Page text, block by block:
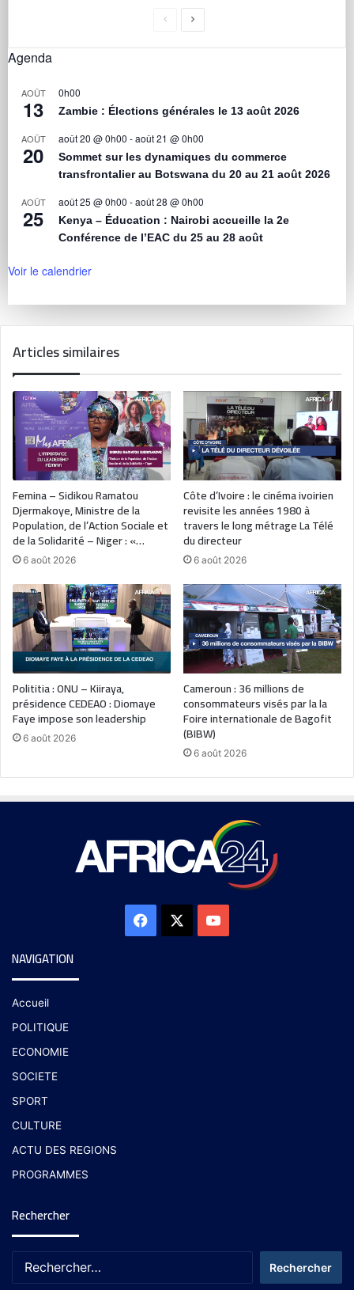
Agenda
AOÛT
13
0h00
Zambie : Élections générales le 13 août 2026
AOÛT
20
août 20 @ 0h00 -août 21 @ 0h00
Sommet sur les dynamiques du commerce
transfrontalier au Botswana du 20 au 21 août 2026
AOÛT
25
août 25 @ 0h00 -août 28 @ 0h00
Kenya – Éducation : Nairobi accueille la 2e
Conférence de l’EAC du 25 au 28 août
Voir le calendrier
Articles similaires
Femina – Sidikou Ramatou
Djermakoye, Ministre de la
Population, de l’Action Sociale et
de la Solidarité – Niger : «…
6 août 2026
Côte d’Ivoire : le cinéma ivoirien
revisite les années 1980 à
travers le long métrage La Télé
du directeur
6 août 2026
Polititia : ONU – Kiiraya,
présidence CEDEAO : Diomaye
Faye impose son leadership
6 août 2026
Cameroun : 36 millions de
consommateurs visés par la la
Foire internationale de Bagofit
(BIBW)
6 août 2026
NAVIGATION
Accueil
POLITIQUE
ECONOMIE
SOCIETE
SPORT
CULTURE
ACTU DES REGIONS
PROGRAMMES
Rechercher